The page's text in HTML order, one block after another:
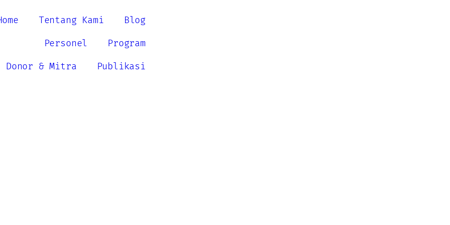
Tentang Kami
Blog
Personel
Program
Donor & Mitra
Publikasi